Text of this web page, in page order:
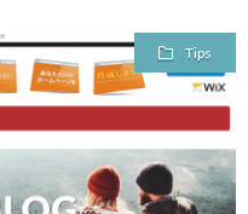
ジ
ッ
グ
ル
メ
旅
行・
こ
Tips